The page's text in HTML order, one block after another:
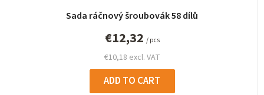
Sada ráčnový šroubovák 58 dílů
€10,18 excl. VAT
€12,32 / pcs
ADD TO CART